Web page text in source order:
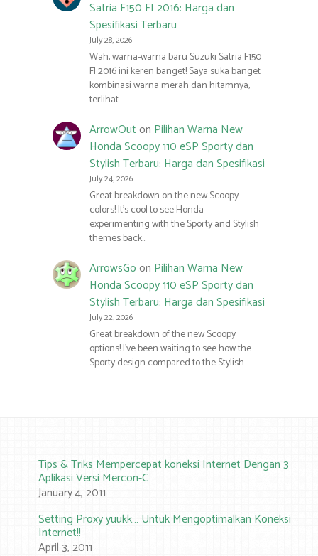
Satria F150 FI 2016: Harga dan
Spesifikasi Terbaru
July 28, 2026
Wah, warna-warna baru Suzuki Satria F150
FI 2016 ini keren banget! Saya suka banget
kombinasi warna merah dan hitamnya,
terlihat…
ArrowOuton Pilihan Warna New
Honda Scoopy 110 eSP Sporty dan
Stylish Terbaru: Harga dan Spesifikasi
July 24, 2026
Great breakdown on the new Scoopy
colors! It’s cool to see Honda
experimenting with the Sporty and Stylish
themes back…
ArrowsGoon Pilihan Warna New
Honda Scoopy 110 eSP Sporty dan
Stylish Terbaru: Harga dan Spesifikasi
July 22, 2026
Great breakdown of the new Scoopy
options! I’ve been waiting to see how the
Sporty design compared to the Stylish…
Tips & Triks Mempercepat koneksi Internet Dengan 3
Aplikasi Versi Mercon-C
January 4, 2011
Setting Proxy yuukk… Untuk Mengoptimalkan Koneksi
Internet!!
April 3, 2011